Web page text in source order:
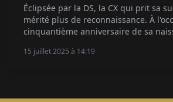
Éclipsée par la DS, la CX qui prit sa
mérité plus de reconnaissance. À
cinquantième anniversaire de sa
de noblesse aux initiales du
15 juillet 2025 à 14:19